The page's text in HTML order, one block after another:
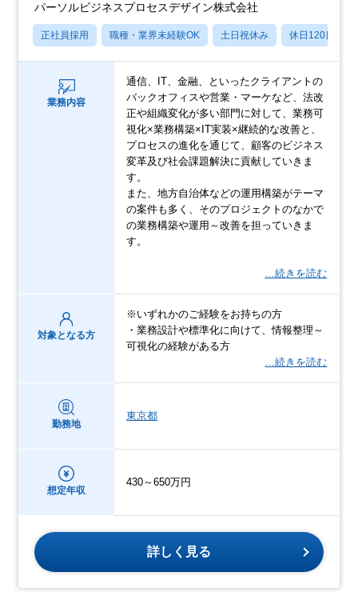
パーソルビジネスプロセスデザイン株式会社
正社員採用 職種・業界未経験OK 土日祝休み 休日120日以上
業務内容
通信、IT、金融、といったクライアントの
バックオフィスや営業・マーケなど、法改
正や組織変化が多い部門に対して、業務可
視化×業務構築×IT実装×継続的な改善と、
プロセスの進化を通じて、顧客のビジネス
変革及び社会課題解決に貢献していきま
す。
また、地方自治体などの運用構築がテーマ
の案件も多く、そのプロジェクトのなかで
の業務構築や運用～改善を担っていきま
す。
…続きを読む
対象となる方
※いずれかのご経験をお持ちの方
・業務設計や標準化に向けて、情報整理～
可視化の経験がある方
…続きを読む
勤務地
東京都
想定年収
430～650万円
詳しく見る